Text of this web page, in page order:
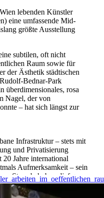
lebenden Künstler
eine umfassende Mid-
größte Ausstellung
subtilen, oft nicht
Raum sowie für
der Ästhetik städtischen
Bednar-Park
überdimensionales, rosa
Nagel, der von
– hat sich längst zur
Infrastruktur – stets mit
und Privatisierung
Jahre international
Aufmerksamkeit – sein
Stromkabel, verlief quer
an eine Steckdose
an.